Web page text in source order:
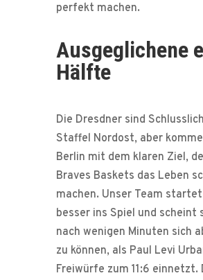
perfekt machen.
Ausgeglichene
Hälfte
Die Dresdner sind
Staffel Nordost, aber
Berlin mit dem klaren Ziel,
Braves Baskets das Leben
machen. Unser Team
besser ins Spiel und scheint
nach wenigen Minuten sich
zu können, als Paul Levi
Freiwürfe zum 11:6 einnetzt.